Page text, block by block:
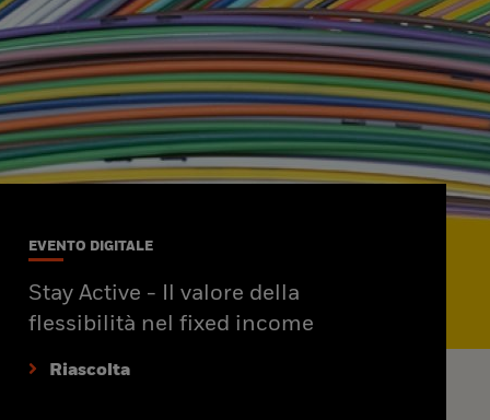
EVENTO DIGITALE
Stay Active - Il valore della
flessibilità nel fixed income
Riascolta